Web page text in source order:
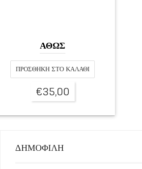
ΑΘΩΣ
ΠΡΟΣΘΉΚΗ ΣΤΟ ΚΑΛΆΘΙ
€35,00
ΔΗΜΟΦΙΛΗ